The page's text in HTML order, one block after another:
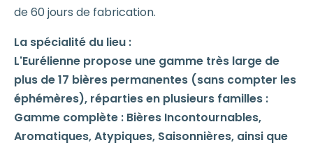
de 60 jours de fabrication.
La spécialité du lieu :
L'Eurélienne propose une gamme très large de
plus de 17 bières permanentes (sans compter les
éphémères), réparties en plusieurs familles :
Gamme complète : Bières Incontournables,
Aromatiques, Atypiques, Saisonnières, ainsi que